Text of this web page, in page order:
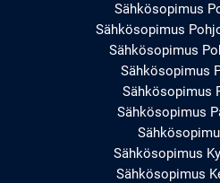
Sähkösopimus
Sähkösopimus
Sähkösopimus
Sähkösopimus
Sähkösopimus
Sähkösopimus
Sähkösopimus
Sähkösopimus